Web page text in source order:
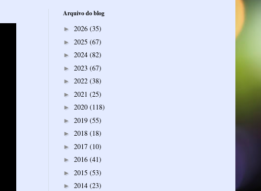
Arquivo do blog
► 2026 (35)
► 2025 (67)
► 2024 (82)
► 2023 (67)
► 2022 (38)
► 2021 (25)
► 2020 (118)
► 2019 (55)
► 2018 (18)
► 2017 (10)
► 2016 (41)
► 2015 (53)
► 2014 (23)